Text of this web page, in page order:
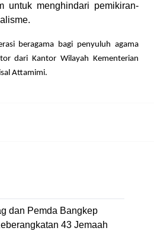
untuk menghindari pemikiran-
beragama bagi penyuluh agama
dari Kantor Wilayah Kementerian
Attamimi.
dan Pemda Bangkep
43 Jemaah